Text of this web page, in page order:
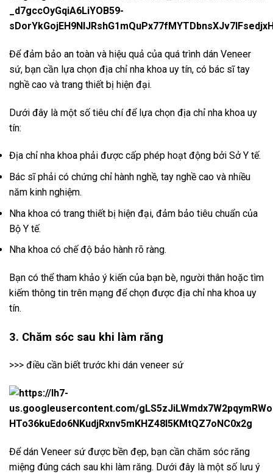
Để đảm bảo an toàn và hiệu quả của quá trình dán Veneer
sứ, bạn cần lựa chọn địa chỉ nha khoa uy tín, có bác sĩ tay
nghề cao và trang thiết bị hiện đại.
Dưới đây là một số tiêu chí để lựa chọn địa chỉ nha khoa uy
tín:
Địa chỉ nha khoa phải được cấp phép hoạt động bởi Sở Y tế.
Bác sĩ phải có chứng chỉ hành nghề, tay nghề cao và nhiều
năm kinh nghiệm.
Nha khoa có trang thiết bị hiện đại, đảm bảo tiêu chuẩn của
Bộ Y tế.
Nha khoa có chế độ bảo hành rõ ràng.
Bạn có thể tham khảo ý kiến của bạn bè, người thân hoặc tìm
kiếm thông tin trên mạng để chọn được địa chỉ nha khoa uy
tín.
3. Chăm sóc sau khi làm răng
>>> điều cần biết trước khi dán veneer sứ
Để dán Veneer sứ được bền đẹp, bạn cần chăm sóc răng
miệng đúng cách sau khi làm răng. Dưới đây là một số lưu ý